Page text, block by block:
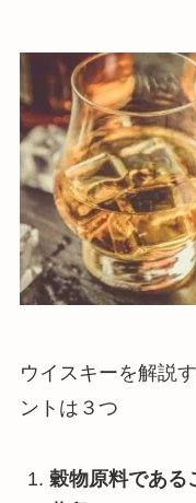
ウイスキーを解説
ントは３つ
穀物原料である